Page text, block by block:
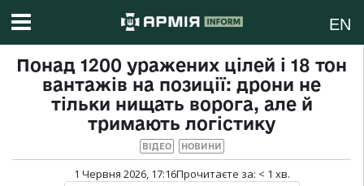
EN
Понад 1200 уражених цілей і 18 тон
вантажів на позиції: дрони не
тільки нищать ворога, але й
тримають логістику
ВІДЕО НОВИНИ
1 Червня 2026, 17:16Прочитаєте за: < 1 хв.